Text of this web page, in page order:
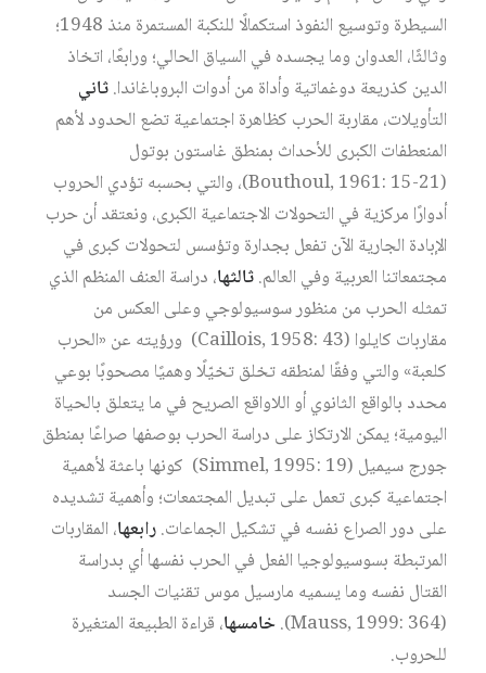
السيطرة وتوسيع النفوذ استكمالًا للنكبة المستمرة منذ 1948؛
وثالثًا، العدوان وما يجسده في السياق الحالي؛ ورابعًا، اتخاذ
الدين كذريعة دوغماتية وأداة من أدوات البروباغاندا.ثاني
التأويلات، مقاربة الحرب كظاهرة اجتماعية تضع الحدود لأهم
المنعطفات الكبرى للأحداث بمنطق غاستون بوتول
(Bouthoul, 1961: 15-21)، والتي بحسبه تؤدي الحروب
أدوارًا مركزية في التحولات الاجتماعية الكبرى، ونعتقد أن حرب
الإبادة الجارية الآن تفعل بجدارة وتؤسس لتحولات كبرى في
مجتمعاتنا العربية وفي العالم.ثالثها، دراسة العنف المنظم الذي
تمثله الحرب من منظور سوسيولوجي وعلى العكس من
مقاربات كايلوا (Caillois, 1958: 43) ورؤيته عن «الحرب
كلعبة» والتي وفقًا لمنطقه تخلق تخيّلًا وهميًا مصحوبًا بوعي
محدد بالواقع الثانوي أو اللاواقع الصريح في ما يتعلق بالحياة
اليومية؛ يمكن الارتكاز على دراسة الحرب بوصفها صراعًا بمنطق
جورج سيميل (Simmel, 1995: 19) كونها باعثة لأهمية
اجتماعية كبرى تعمل على تبديل المجتمعات؛ وأهمية تشديده
على دور الصراع نفسه في تشكيل الجماعات.رابعها، المقاربات
المرتبطة بسوسيولوجيا الفعل في الحرب نفسها أي بدراسة
القتال نفسه وما يسميه مارسيل موس تقنيات الجسد
(Mauss, 1999: 364).
خامسها، قراءة الطبيعة المتغيرة
للحروب.